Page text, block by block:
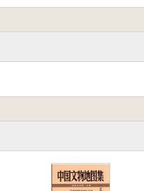
絲綢之路研究叢書」の一冊で
忌文書は20点余りにのぼり、
代期の歴史、民俗、地域社会